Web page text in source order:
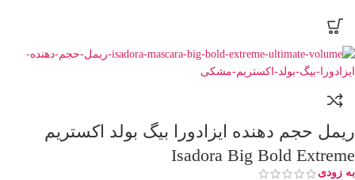
ریمل حجم دهنده ایزادورا بیگ بولد اکستریم
Isadora Big Bold Extreme
به زودی